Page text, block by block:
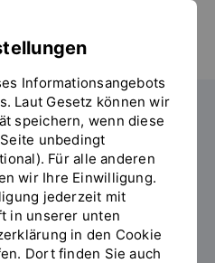
Informationsangebots
Laut Gesetz können wir
speichern, wenn diese
unbedingt
Für alle anderen
wir Ihre Einwilligung.
jederzeit mit
in unserer unten
in den Cookie
Dort finden Sie auch